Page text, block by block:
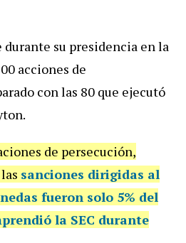
durante su presidencia en la
acciones de
con las 80 que ejecutó
de persecución,
sanciones dirigidas al
fueron solo 5% del
la SEC durante